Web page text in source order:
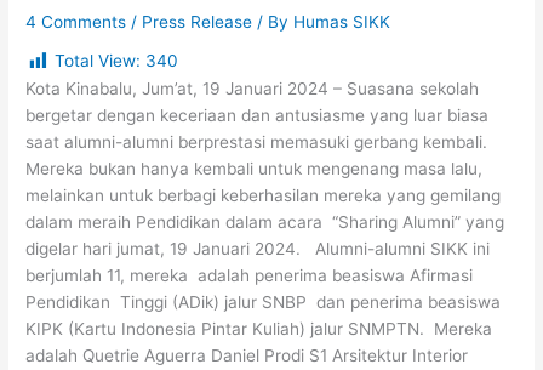
4 Comments / Press Release / By Humas SIKK
Total View: 340
Kota Kinabalu, Jum’at, 19 Januari 2024 – Suasana sekolah
bergetar dengan keceriaan dan antusiasme yang luar biasa
saat alumni-alumni berprestasi memasuki gerbang kembali.
Mereka bukan hanya kembali untuk mengenang masa lalu,
melainkan untuk berbagi keberhasilan mereka yang gemilang
dalam meraih Pendidikan dalam acara “Sharing Alumni” yang
digelar hari jumat, 19 Januari 2024. Alumni-alumni SIKK ini
berjumlah 11, mereka adalah penerima beasiswa Afirmasi
Pendidikan Tinggi (ADik) jalur SNBP dan penerima beasiswa
KIPK (Kartu Indonesia Pintar Kuliah) jalur SNMPTN. Mereka
adalah Quetrie Aguerra Daniel Prodi S1 Arsitektur Interior